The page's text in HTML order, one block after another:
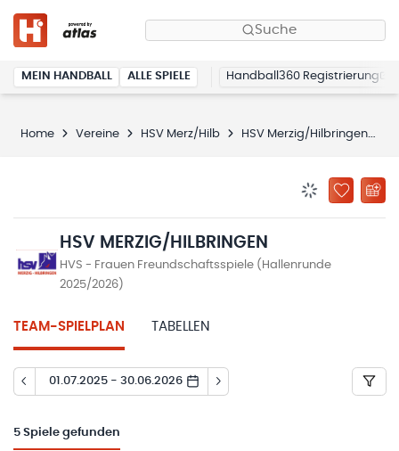
Suche
MEIN HANDBALL ALLE SPIELE Handball360 Registrierung
Home Vereine HSV Merz/Hilb HSV Merzig/Hilbringen
ZU
HSV MERZIG/HILBRINGEN
HVS - Frauen Freundschaftsspiele (Hallenrunde
2025/2026)
TEAM-SPIELPLAN TABELLEN
01.07.2025 - 30.06.2026
5 Spiele gefunden